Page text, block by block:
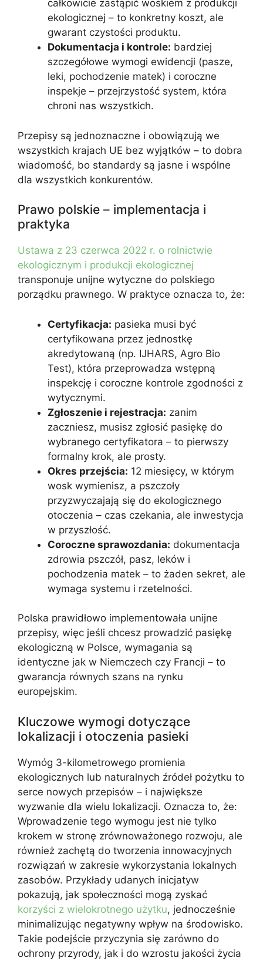
całkowicie zastąpić woskiem z produkcji
ekologicznej – to konkretny koszt, ale
gwarant czystości produktu.
Dokumentacja i kontrole: bardziej
szczegółowe wymogi ewidencji (pasze,
leki, pochodzenie matek) i coroczne
inspekje – przejrzystość system, która
chroni nas wszystkich.
Przepisy są jednoznaczne i obowiązują we
wszystkich krajach UE bez wyjątków – to dobra
wiadomość, bo standardy są jasne i wspólne
dla wszystkich konkurentów.
Prawo polskie – implementacja i
praktyka
Ustawa z 23 czerwca 2022 r. o rolnictwie
ekologicznym i produkcji ekologicznej
transponuje unijne wytyczne do polskiego
porządku prawnego. W praktyce oznacza to, że:
Certyfikacja: pasieka musi być
certyfikowana przez jednostkę
akredytowaną (np. IJHARS, Agro Bio
Test), która przeprowadza wstępną
inspekcję i coroczne kontrole zgodności z
wytycznymi.
Zgłoszenie i rejestracja: zanim
zaczniesz, musisz zgłosić pasiękę do
wybranego certyfikatora – to pierwszy
formalny krok, ale prosty.
Okres przejścia: 12 miesięcy, w którym
wosk wymienisz, a pszczoły
przyzwyczajają się do ekologicznego
otoczenia – czas czekania, ale inwestycja
w przyszłość.
Coroczne sprawozdania: dokumentacja
zdrowia pszczół, pasz, leków i
pochodzenia matek – to żaden sekret, ale
wymaga systemu i rzetelności.
Polska prawidłowo implementowała unijne
przepisy, więc jeśli chcesz prowadzić pasiękę
ekologiczną w Polsce, wymagania są
identyczne jak w Niemczech czy Francji – to
gwarancja równych szans na rynku
europejskim.
Kluczowe wymogi dotyczące
lokalizacji i otoczenia pasieki
Wymóg 3-kilometrowego promienia
ekologicznych lub naturalnych źródeł pożytku to
serce nowych przepisów – i największe
wyzwanie dla wielu lokalizacji. Oznacza to, że:
Wprowadzenie tego wymogu jest nie tylko
krokem w stronę zrównoważonego rozwoju, ale
również zachętą do tworzenia innowacyjnych
rozwiązań w zakresie wykorzystania lokalnych
zasobów. Przykłady udanych inicjatyw
pokazują, jak społeczności mogą zyskać
korzyści z wielokrotnego użytku, jednocześnie
minimalizując negatywny wpływ na środowisko.
Takie podejście przyczynia się zarówno do
ochrony przyrody, jak i do wzrostu jakości życia